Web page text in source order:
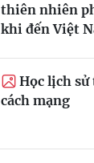
thiên nhiên
khi đến Việt
Học lịch
cách mạng